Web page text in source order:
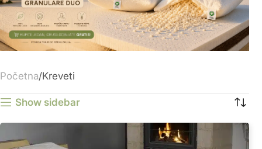
Početna Kreveti
Show sidebar